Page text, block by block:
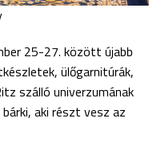
25-27. között újabb
ülőgarnitúrák,
szálló univerzumának
aki részt vesz az